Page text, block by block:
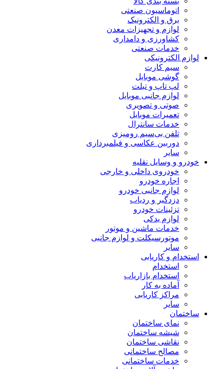
اتوماسیون صنعتی
برق و الکترونیک
لوازم و تجهیزات معدن
کشاورزی و دامداری
خدمات صنعتی
لوازم الکترونیکی
سیم کارت
گوشی موبایل
لپ تاپ و تبلت
لوازم جانبی موبایل
صوتی و تصویری
تعمیرات موبایل
خدمات سانترال
تلفن بی‌سیم رومیزی
دوربین عکاسی و فیلمبرداری
سایر
خودرو و وسایل نقلیه
خودروی داخلی و خارجی
اجاره خودرو
لوازم جانبی خودرو
دزدگیر و ردیاب
تزئینات خودرو
لوازم یدکی
خدمات ماشین و موتور
موتورسیکلت و لوازم جانبی
سایر
استخدام و کاریابی
استخدام
استخدام بازاریاب
آماده به کار
مراکز کاریابی
سایر
ساختمان
نمای ساختمان
شیشه ساختمان
نقاشی ساختمان
مصالح ساختمانی
خدمات ساختمانی